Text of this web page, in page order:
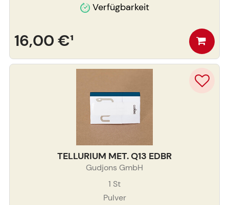
Verfügbarkeit
16,00 €¹
TELLURIUM MET. Q13 EDBR
Gudjons GmbH
1 St
Pulver